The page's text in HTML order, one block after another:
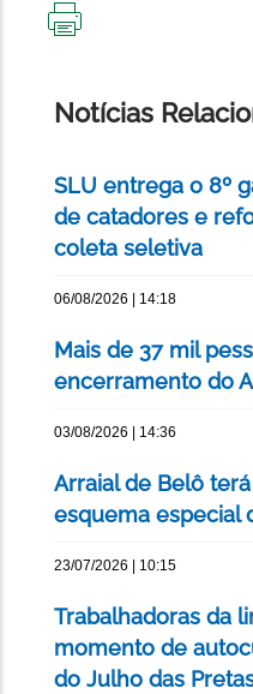
Notícias
SLU entrega o 8º
de catadores e
coleta seletiva
06/08/2026 | 14:18
Mais de 37 mil
encerramento do
03/08/2026 | 14:36
Arraial de Belô
esquema especial
23/07/2026 | 10:15
Trabalhadoras da
momento de
do Julho das